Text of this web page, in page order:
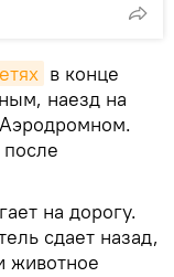
в конце
наезд на
на дорогу.
сдает назад,
животное